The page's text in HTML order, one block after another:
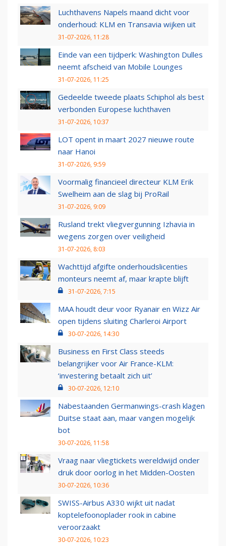
Luchthavens Napels maand dicht voor
onderhoud: KLM en Transavia wijken uit
31-07-2026, 11:28
Einde van een tijdperk: Washington Dulles
neemt afscheid van Mobile Lounges
31-07-2026, 11:25
Gedeelde tweede plaats Schiphol als best
verbonden Europese luchthaven
31-07-2026, 10:37
LOT opent in maart 2027 nieuwe route
naar Hanoi
31-07-2026, 9:59
Voormalig financieel directeur KLM Erik
Swelheim aan de slag bij ProRail
31-07-2026, 9:09
Rusland trekt vliegvergunning Izhavia in
wegens zorgen over veiligheid
31-07-2026, 8:03
Wachttijd afgifte onderhoudslicenties
monteurs neemt af, maar krapte blijft
31-07-2026, 7:15
MAA houdt deur voor Ryanair en Wizz Air
open tijdens sluiting Charleroi Airport
30-07-2026, 14:30
Business en First Class steeds
belangrijker voor Air France-KLM:
‘investering betaalt zich uit’
30-07-2026, 12:10
Nabestaanden Germanwings-crash klagen
Duitse staat aan, maar vangen mogelijk
bot
30-07-2026, 11:58
Vraag naar vliegtickets wereldwijd onder
druk door oorlog in het Midden-Oosten
30-07-2026, 10:36
SWISS-Airbus A330 wijkt uit nadat
koptelefoonoplader rook in cabine
veroorzaakt
30-07-2026, 10:23